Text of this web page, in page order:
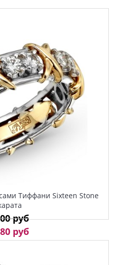
Тиффани Sixteen Stone
руб
руб